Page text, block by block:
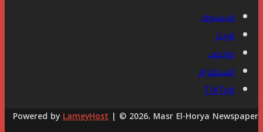
فيسبوك
تويتر
يوتيوب
انستقرام
‫TikTok
Powered byLameyHost | © 2026، Masr El-Horya Newspaper